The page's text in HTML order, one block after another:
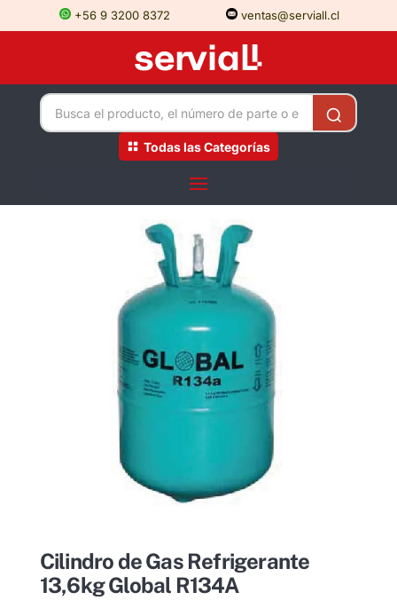
+56 9 3200 8372 ventas@serviall.cl
Todas las Categorías
Cilindro de Gas Refrigerante
13,6kg Global R134A